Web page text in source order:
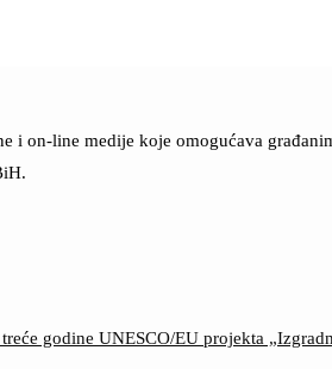
i on-line medije koje omogućava
godine UNESCO/EU projekta